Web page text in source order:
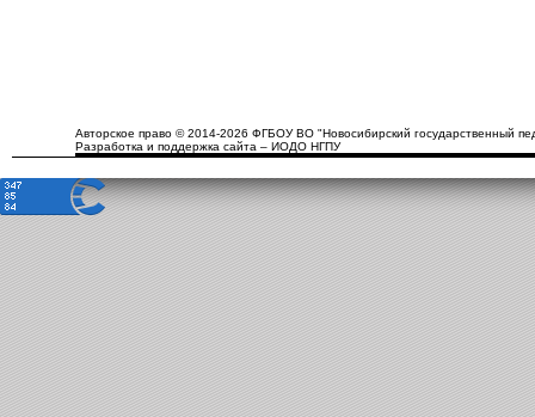
Авторское право © 2014-2026 ФГБОУ ВО "Новосибирский государственный
Разработка и поддержка сайта – ИОДО НГПУ